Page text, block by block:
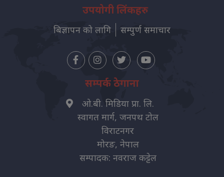
उपयोगी लिंकहरु
बिज्ञापन को लागि सम्पुर्ण समाचार
सम्पर्क ठेगाना
ओ.बी. मिडिया प्रा. लि.
स्वागत मार्ग, जनपथ टोल
विराटनगर
मोरङ, नेपाल
सम्पादक: नवराज कट्टेल